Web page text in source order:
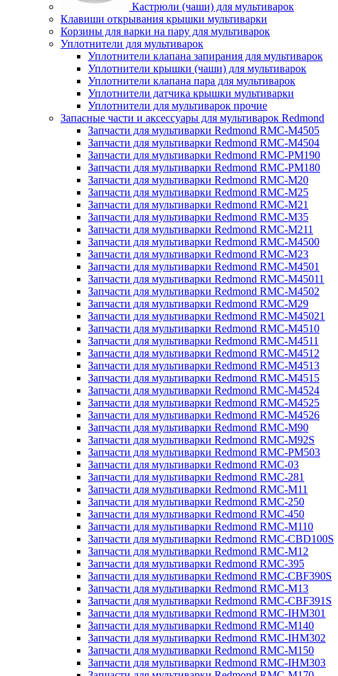
Кастрюли (чаши) для мультиварок
Клавиши открывания крышки мультиварки
Корзины для варки на пару для мультиварок
Уплотнители для мультиварок
Уплотнители клапана запирания для мультиварок
Уплотнители крышки (чаши) для мультиварок
Уплотнители клапана пара для мультиварок
Уплотнители датчика крышки мультиварки
Уплотнители для мультиварок прочие
Запасные части и аксессуары для мультиварок Redmond
Запчасти для мультиварки Redmond RMC-M4505
Запчасти для мультиварки Redmond RMC-M4504
Запчасти для мультиварки Redmond RMC-PM190
Запчасти для мультиварки Redmond RMC-PM180
Запчасти для мультиварки Redmond RMC-M20
Запчасти для мультиварки Redmond RMC-M25
Запчасти для мультиварки Redmond RMC-M21
Запчасти для мультиварки Redmond RMC-M35
Запчасти для мультиварки Redmond RMC-M211
Запчасти для мультиварки Redmond RMC-M4500
Запчасти для мультиварки Redmond RMC-M23
Запчасти для мультиварки Redmond RMC-M4501
Запчасти для мультиварки Redmond RMC-M45011
Запчасти для мультиварки Redmond RMC-M4502
Запчасти для мультиварки Redmond RMC-M29
Запчасти для мультиварки Redmond RMC-M45021
Запчасти для мультиварки Redmond RMC-M4510
Запчасти для мультиварки Redmond RMC-M4511
Запчасти для мультиварки Redmond RMC-M4512
Запчасти для мультиварки Redmond RMC-M4513
Запчасти для мультиварки Redmond RMC-M4515
Запчасти для мультиварки Redmond RMC-M4524
Запчасти для мультиварки Redmond RMC-M4525
Запчасти для мультиварки Redmond RMC-M4526
Запчасти для мультиварки Redmond RMC-M90
Запчасти для мультиварки Redmond RMC-M92S
Запчасти для мультиварки Redmond RMC-PM503
Запчасти для мультиварки Redmond RMC-03
Запчасти для мультиварки Redmond RMC-281
Запчасти для мультиварки Redmond RMC-M11
Запчасти для мультиварки Redmond RMC-250
Запчасти для мультиварки Redmond RMC-450
Запчасти для мультиварки Redmond RMC-M110
Запчасти для мультиварки Redmond RMC-CBD100S
Запчасти для мультиварки Redmond RMC-M12
Запчасти для мультиварки Redmond RMC-395
Запчасти для мультиварки Redmond RMC-CBF390S
Запчасти для мультиварки Redmond RMC-M13
Запчасти для мультиварки Redmond RMC-CBF391S
Запчасти для мультиварки Redmond RMC-IHM301
Запчасти для мультиварки Redmond RMC-M140
Запчасти для мультиварки Redmond RMC-IHM302
Запчасти для мультиварки Redmond RMC-M150
Запчасти для мультиварки Redmond RMC-IHM303